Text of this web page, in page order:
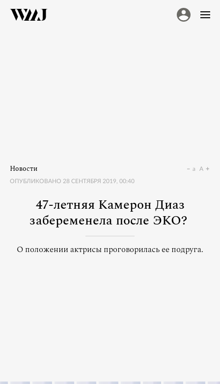
Новости
ОПУБЛИКОВАНО 28 СЕНТЯБРЯ 2019, 00:40
a A
47-летняя Камерон Диаз
забеременела после ЭКО?
О положении актрисы проговорилась ее подруга.